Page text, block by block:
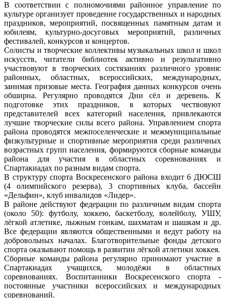
В соответствии с полномочиями районное управление по
культуре организует проведение государственных и народных
праздников, мероприятий, посвященных памятным датам и
юбилеям, культурно-досуговых мероприятий, различных
фестивалей, конкурсов и концертов.
Солисты и творческие коллективы музыкальных школ и школ
искусств, читатели библиотек активно и результативно
участвовуют в творческих состязаниях различного уровня:
районных, областных, всероссийских, международных,
занимая призовые места. География данных конкурсов очень
обширна. Регулярно проводятся Дни сёл и деревень. К
подготовке этих праздников, в которых чествовуют
представителей всех категорий населения, привлекаются
лучшие творческие силы всего района. Управлением спорта
района проводятся межпоселенческие и межмуниципальные
физкультурные и спортивные мероприятия среди различных
возрастных групп населения, формируются сборные команды
района для участия в областных соревнованиях и
Спартакиадах по разным видам спорта.
В структуру спорта Воскресенского района входит 6 ДЮСШ
(4 олимпийского резерва), 3 спортивных клуба, бассейн
«Дельфин», клуб инвалидов «Лидер».
В районе действуют федерации по различным видам спорта
(около 50): футболу, хоккею, баскетболу, волейболу, УШУ,
лёгкой атлетике, лыжным гонкам, шахматам и шашкам и др.
Все федерации являются общественными и ведут работу на
добровольных началах. Благотворительные фонды детского
спорта оказывают помощь в развитии лёгкой атлетики хоккея.
Сборные команды района регулярно принимают участие в
Спартакиадах учащихся, молодёжи в областных
соревнованиях. Воспитанники Воскресенского спорта -
постоянные участники всероссийских и международных
соревнований.